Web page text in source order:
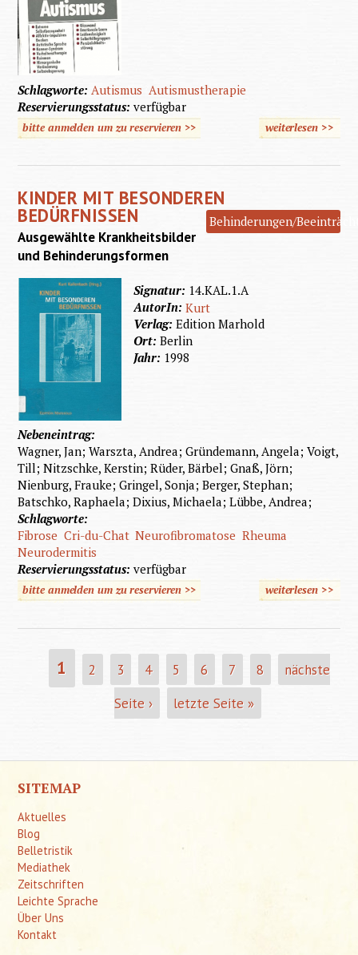
Schlagworte: Autismus Autismustherapie
Reservierungsstatus:verfügbar
bitte anmelden um zu reservieren >> weiterlesen
über
>>
KINDER MIT BESONDEREN
BEDÜRFNISSEN Behinderungen/
Ausgewählte Krankheitsbilder
und Behinderungsformen
Signatur: 14.KAL.1.A
AutorIn:Kurt
Verlag:Edition Marhold
Ort:Berlin
Jahr: 1998
Nebeneintrag:
Wagner, Jan; Warszta, Andrea; Gründemann, Angela; Voigt,
Till; Nitzschke, Kerstin; Rüder, Bärbel; Gnaß, Jörn;
Nienburg, Frauke; Gringel, Sonja; Berger, Stephan;
Batschko, Raphaela; Dixius, Michaela; Lübbe, Andrea;
Schlagworte:
Fibrose Cri-du-Chat Neurofibromatose Rheuma
Neurodermitis
Reservierungsstatus:verfügbar
bitte anmelden um zu reservieren >> weiterlesen über
>>
SEITEN
1 2 3 4 5 6 7 8
nächste
Seite ›
letzte Seite »
SITEMAP
Aktuelles
Blog
Belletristik
Mediathek
Zeitschriften
Leichte Sprache
Über Uns
Kontakt